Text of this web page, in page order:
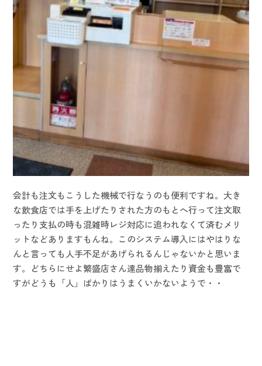
会計も注文もこうした機械で行なうのも便利ですね。大き
な飲食店では手を上げたりされた方のもとへ行って注文取
ったり支払の時も混雑時レジ対応に追われなくて済むメリ
ットなどありますもんね。このシステム導入にはやはりな
んと言っても人手不足があげられるんじゃないかと思いま
す。どちらにせよ繁盛店さん達品物揃えたり資金も豊富で
すがどうも「人」ばかりはうまくいかないようで・・